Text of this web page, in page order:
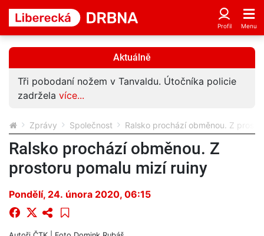
Aktuálně
Tři pobodaní nožem v Tanvaldu. Útočníka policie
zadržela více...
Zprávy Společnost Ralsko prochází obměnou. Z
Ralsko prochází obměnou. Z
prostoru pomalu mizí ruiny
Pondělí, 24. února 2020, 06:15